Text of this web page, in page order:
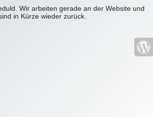
Wir arbeiten gerade an der Website und
in Kürze wieder zurück.